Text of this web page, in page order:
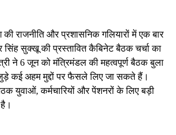
की राजनीति और प्रशासनिक गलियारों में एक बार
सिंह सुक्खू की प्रस्तावित कैबिनेट बैठक चर्चा का
ने 6 जून को मंत्रिमंडल की महत्वपूर्ण बैठक बुला
कई अहम मुद्दों पर फैसले लिए जा सकते हैं।
युवाओं, कर्मचारियों और पेंशनरों के लिए बड़ी